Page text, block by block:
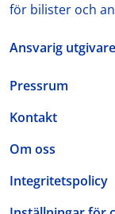
för bilister och
Ansvarig
Pressrum
Kontakt
Om oss
Integritetspolicy